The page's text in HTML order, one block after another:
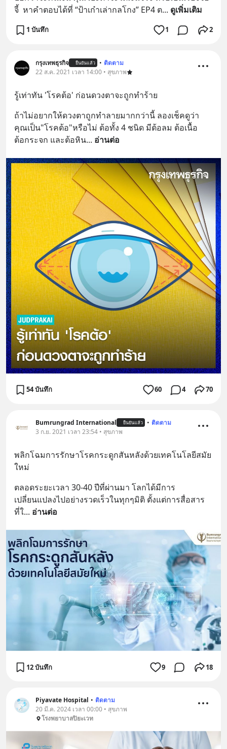
จี้  หาคำตอบได้ที่ “ป้าเก๋าเล่ากลโกง” EP4 ต... ดูเพิ่มเติม
1 บันทึก 1 2
กรุงเทพธุรกิจ ยืนยันแล้ว • ติดตาม
22 ส.ค. 2021 เวลา 14:00 • สุขภาพ
รู้เท่าทัน 'โรคต้อ' ก่อนดวงตาจะถูกทำร้าย
ถ้าไม่อยากให้ดวงตาถูกทำลายมากกว่านี้ ลองเช็คดูว่า
คุณเป็น"โรคต้อ"หรือไม่ ต้อทั้ง 4 ชนิด มีต้อลม ต้อเนื้อ
ต้อกระจก และต้อหิน... อ่านต่อ
54 บันทึก 60 4 70
Bumrungrad International ยืนยันแล้ว • ติดตาม
3 ก.ย. 2021 เวลา 23:54 • สุขภาพ
พลิกโฉมการรักษาโรคกระดูกสันหลังด้วยเทคโนโลยีสมัย
ใหม่
ตลอดระยะเวลา 30-40 ปีที่ผ่านมา โลกได้มีการ
เปลี่ยนแปลงไปอย่างรวดเร็วในทุกๆมิติ ตั้งแต่การสื่อสาร
ที่ใ... อ่านต่อ
12 บันทึก 9 18
Piyavate Hospital • ติดตาม
20 มี.ค. 2024 เวลา 00:00 • สุขภาพ
โรงพยาบาลปิยะเวท